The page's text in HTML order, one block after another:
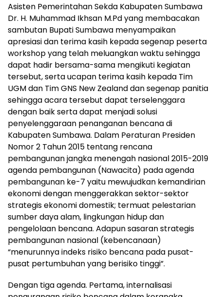
Asisten Pemerintahan Sekda Kabupaten Sumbawa
Dr. H. Muhammad Ikhsan M.Pd yang membacakan
sambutan Bupati Sumbawa menyampaikan
apresiasi dan terima kasih kepada segenap peserta
workshop yang telah meluangkan waktu sehingga
dapat hadir bersama-sama mengikuti kegiatan
tersebut, serta ucapan terima kasih kepada Tim
UGM dan Tim GNS New Zealand dan segenap panitia
sehingga acara tersebut dapat terselenggara
dengan baik serta dapat menjadi solusi
penyelenggaraan penanganan bencana di
Kabupaten Sumbawa. Dalam Peraturan Presiden
Nomor 2 Tahun 2015 tentang rencana
pembangunan jangka menengah nasional 2015-2019
agenda pembangunan (Nawacita) pada agenda
pembangunan ke-7 yaitu mewujudkan kemandirian
ekonomi dengan menggerakkan sektor-sektor
strategis ekonomi domestik; termuat pelestarian
sumber daya alam, lingkungan hidup dan
pengelolaan bencana. Adapun sasaran strategis
pembangunan nasional (kebencanaan)
“menurunnya indeks risiko bencana pada pusat-
pusat pertumbuhan yang berisiko tinggi”.
Dengan tiga agenda. Pertama, internalisasi